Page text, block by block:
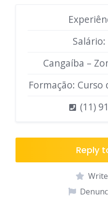
Salário:
Cangaíba –
Formação:
(11)
Reply